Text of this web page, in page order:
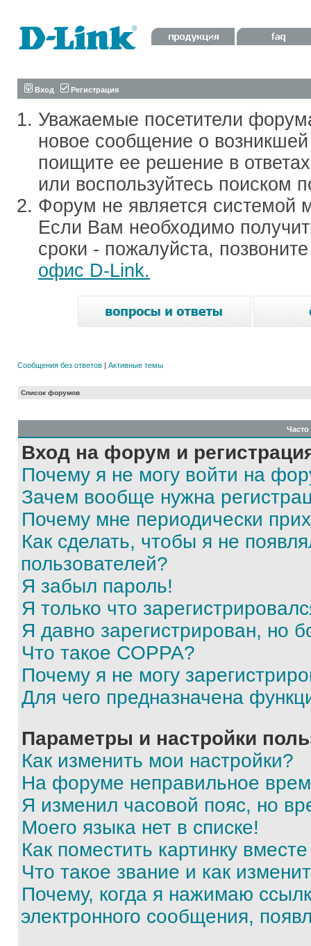
Вход Регистрация
Уважаемые посетители
новое сообщение о
поищите ее решение в
или воспользуйтесь поиском
Форум не является системой
Если Вам необходимо
сроки - пожалуйста,
офис D-Link.
Сообщения без ответов | Активные темы
Список форумов
Вход на форум и
Почему я не могу войти на
Зачем вообще нужна
Почему мне периодически
Как сделать, чтобы я не
пользователей?
Я забыл пароль!
Я только что
Я давно зарегистрирован, но
Что такое COPPA?
Почему я не могу
Для чего предназначена
Параметры и настройки
Как изменить мои настройки?
На форуме неправильное
Я изменил часовой пояс, но
Моего языка нет в списке!
Как поместить картинку
Что такое звание и как
Почему, когда я нажимаю
электронного сообщения,